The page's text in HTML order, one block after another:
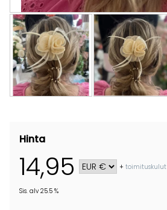
Hinta
14,95 +toimituskulut
Sis. alv 25.5 %